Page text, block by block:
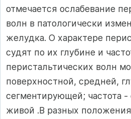
отмечается ослабевание
волн в патологически
желудка. О характере
судят по их глубине и
перистальтических волн
поверхностной, средней,
сегментирующей; частота
живой .В разных